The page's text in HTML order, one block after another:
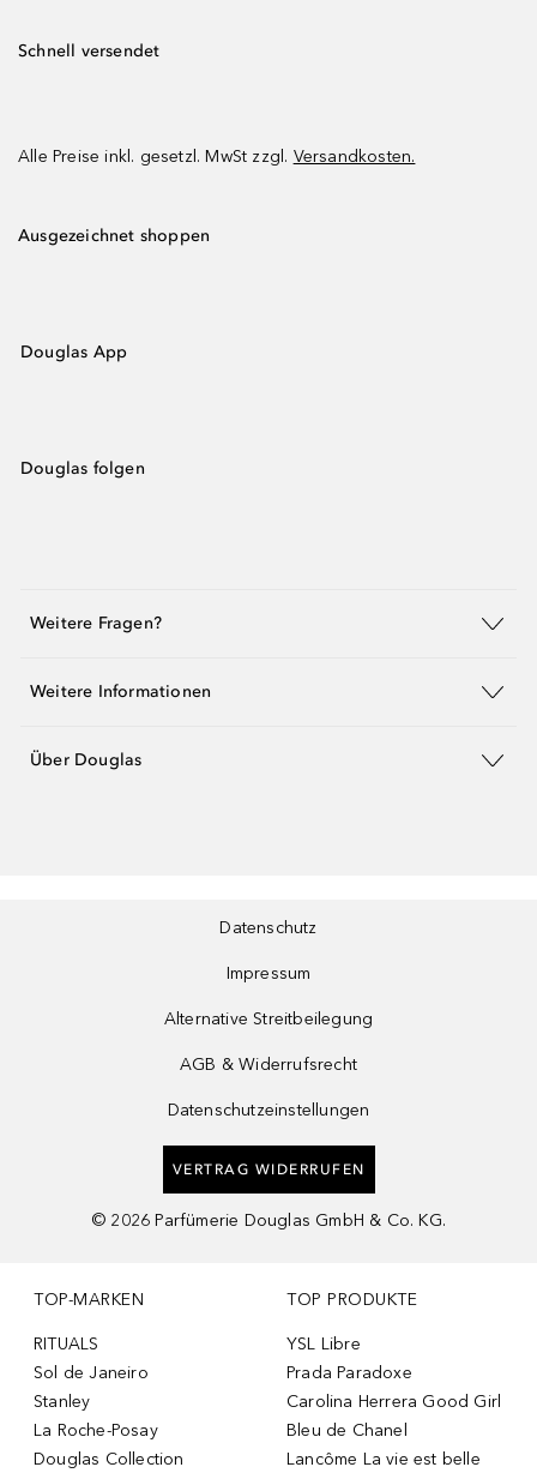
Schnell versendet
Alle Preise inkl. gesetzl. MwSt zzgl. Versandkosten.
Ausgezeichnet shoppen
Douglas App
Douglas folgen
Weitere Fragen?
Weitere Informationen
Über Douglas
Datenschutz
Impressum
Alternative Streitbeilegung
AGB & Widerrufsrecht
Datenschutzeinstellungen
VERTRAG WIDERRUFEN
© 2026 Parfümerie Douglas GmbH & Co. KG.
TOP-MARKEN
RITUALS
Sol de Janeiro
Stanley
La Roche-Posay
Douglas Collection
TOP PRODUKTE
YSL Libre
Prada Paradoxe
Carolina Herrera Good Girl
Bleu de Chanel
Lancôme La vie est belle